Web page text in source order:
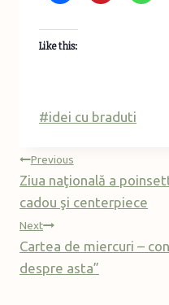
Like this:
Post
#idei cu braduti
Post
navigation
Previous
Ziua naţională a
cadou şi centerpiece
Next
Cartea de miercuri –
despre asta”